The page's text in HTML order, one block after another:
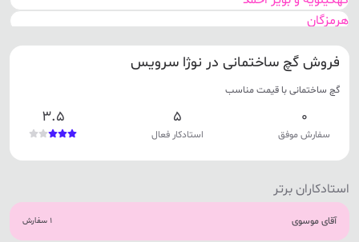
هرمزگان
بوشهر
سیستان و بلوچستان
اصفهان
خوزستان
تهران
فروش گچ ساختمانی در نوژا سرویس
گچ ساختمانی با قیمت مناسب
0
سفارش موفق
5
استادکار فعال
3.5
استادکاران برتر
آقای موسوی 1 سفارش